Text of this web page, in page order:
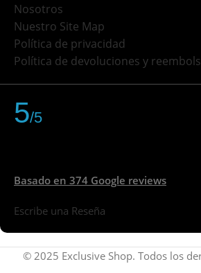
Nosotros
Nuestro Site Map
Política de privacidad
Política de devoluciones y
5/5
Basado en 374 Google reviews
Escribe una Reseña
© 2025 Exclusive Shop. Todos los